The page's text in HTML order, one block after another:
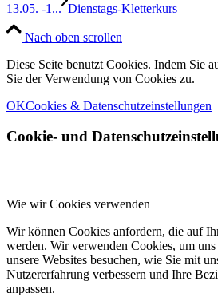
13.05. -1... Dienstags-Kletterkurs
Nach oben scrollen
Diese Seite benutzt Cookies. Indem Sie
Sie der Verwendung von Cookies zu.
OKCookies & Datenschutzeinstellungen
Cookie- und
Wie wir Cookies verwenden
Wir können Cookies anfordern, die auf
werden. Wir verwenden Cookies, um
unsere Websites besuchen, wie Sie mit
Nutzererfahrung verbessern und Ihre
anpassen.